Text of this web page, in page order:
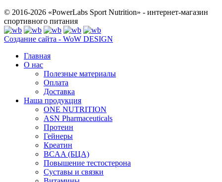
© 2016-2026 «PowerLabs Sport Nutrition» - интернет-магазин
спортивного питания
Создание сайта - WoW DESIGN
Главная
О нас
Полезные материалы
Оплата
Доставка
Наша продукция
ONE NUTRITION
ASN Pharmaceuticals
Протеин
Гейнеры
Креатин
BCAA (БЦА)
Повышение тестостерона
Суставы и связки